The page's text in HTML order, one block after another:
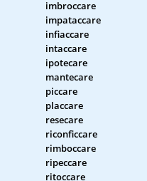
imbroccare
impataccare
infiaccare
intaccare
ipotecare
mantecare
piccare
placcare
resecare
riconficcare
rimboccare
ripeccare
ritoccare